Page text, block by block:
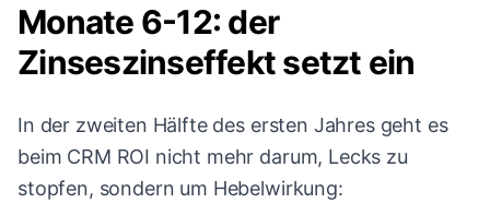
Monate 6-12: der
Zinseszinseffekt setzt ein
In der zweiten Hälfte des ersten Jahres geht es
beim CRM ROI nicht mehr darum, Lecks zu
stopfen, sondern um Hebelwirkung: